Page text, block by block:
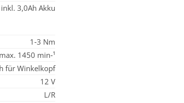
3,0Ah Akku
1‑3 Nm
1450 min‑¹
für Winkelkopf
12 V
L/R